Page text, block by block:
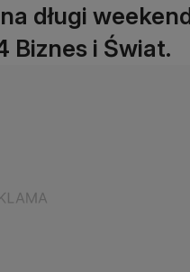
długi
Biznes i Świat.